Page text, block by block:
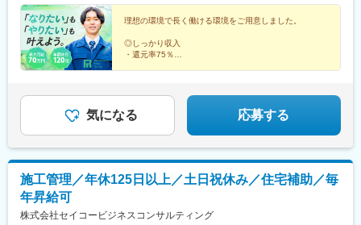
線)、北千住駅、亀有駅、西葛西駅、新青森駅、小中野駅、中央弘
前駅、渋民駅、平泉駅、一ノ関駅、曽波神駅、古川駅、秋田駅、
東大館駅、矢美津駅、蔵王駅、羽前大山駅、東酒田駅、いわき
駅、南福島駅、偕楽園駅、つくば駅、常陸多賀駅、宇都宮駅、小
山駅、葛生駅、山名駅、粕川駅、太田駅(群馬県)、笹津駅、戸出
駅、家久駅、甲斐住吉駅、市川大門駅、安茂里駅、松本駅、西上
田駅、柳津駅(岐阜県)、美濃青柳駅、六軒駅(岐阜県)、追分駅(三重
県)、津新町駅、白子駅、石山寺駅、南草津駅、虎姫駅、榛原駅、
八木西口駅、一分駅、宮前駅、朝来駅、林間田園都市駅、湖山
駅、東山公園駅(鳥取県)、下北条駅、松江しんじ湖温泉駅、出雲市
駅、浜田駅、長府駅、本由良駅、宇部新川駅、二軒屋駅、阿波福
井駅、鳴門駅、太田駅(香川県)、羽間駅、比地大駅、市坪駅、今治
駅、新居浜駅、高知駅、後免中町駅、国見駅(高知県)、佐賀駅、唐
津駅、鳥栖駅、住吉駅(長崎県)、佐世保駅、小江駅、西大分駅、別
高崎駅、前橋駅、太田駅(群馬県)、伊勢崎駅、桐生駅、渋川駅、大
宮駅(埼玉県)、さいたま新都心駅、川口駅、川越駅、所沢駅、越谷
駅、八潮駅、千葉駅、東海神駅、松戸駅、市川真間駅、柏駅、五
井駅、木更津駅、新習志野駅、浦安駅(千葉県)、八王子駅、町田
駅、府中駅(東京都)、調布駅、保谷駅、麹町駅、茅場町駅、赤坂駅
沢本町駅、平塚駅、本厚木駅、新潟駅、長岡駅、上越妙高駅、富
山駅、金沢駅、福井駅、甲府駅、長野駅、岐阜駅、浜松駅、静岡
駅、富士宮駅、近鉄名古屋駅、豊田市駅、尾張一宮駅、豊橋駅、
方市駅、豊中駅、岸和田駅、吹田駅(東海道本線)、和泉中央駅、神
戸駅(兵庫県)、姫路駅、西宮駅、尼崎駅(東海道本線)、伊丹駅(福知
山線)、奈良駅、畝傍駅、鳥居前駅、郡山駅(奈良県)、近鉄下田
駅、天理駅、和歌山駅、紀伊田辺駅、橋本駅(和歌山県)、打田駅、
目）1000万円（54歳・経験32年目）
理想の環境で長く働ける環境をご用意しました。
◎しっかり収入
・還元率75％
◎ワークライフバランス
・年間休日120日
・完全週休2日制
・出張時帰省費年3回
気になる 応募する
施工管理／年休125日以上／土日祝休み／住宅補助／毎
年昇給可
株式会社セイコービジネスコンサルティング